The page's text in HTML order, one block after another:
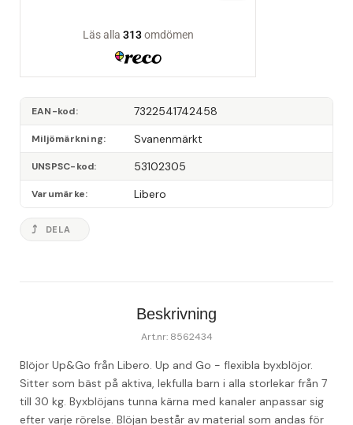
EAN-kod 7322541742458
Miljömärkning Svanenmärkt
UNSPSC-kod 53102305
Varumärke Libero
DELA
Beskrivning
Art.nr: 8562434
Blöjor Up&Go från Libero. Up and Go - flexibla byxblöjor.
Sitter som bäst på aktiva, lekfulla barn i alla storlekar från 7
till 30 kg. Byxblöjans tunna kärna med kanaler anpassar sig
efter varje rörelse. Blöjan består av material som andas för